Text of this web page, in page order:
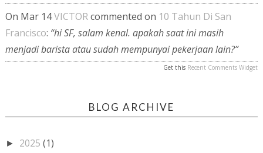
On Mar 14VICTORcommented on 10 Tahun Di San
Francisco: “hi SF, salam kenal. apakah saat ini masih
menjadi barista atau sudah mempunyai pekerjaan lain?”
Get this Recent Comments Widget
BLOG ARCHIVE
► 2025 (1)